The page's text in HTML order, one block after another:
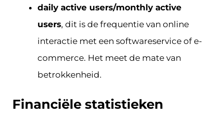
daily active users/monthly active
users, dit is de frequentie van online
interactie met een softwareservice of e-
commerce. Het meet de mate van
betrokkenheid.
Financiële statistieken